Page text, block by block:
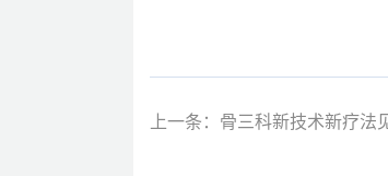
上一条：骨三科新技术新疗法